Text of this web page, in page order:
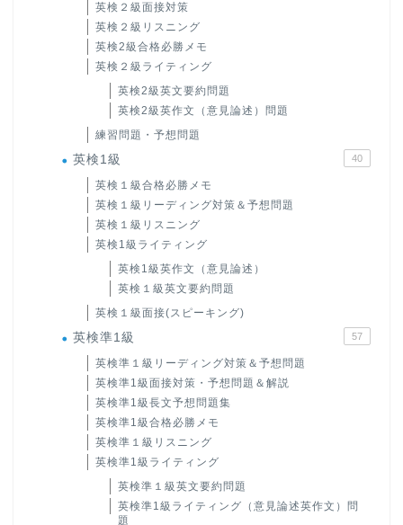
英検２級面接対策
英検２級リスニング
英検2級合格必勝メモ
英検２級ライティング
英検2級英文要約問題
英検2級英作文（意見論述）問題
練習問題・予想問題
英検1級 40
英検１級合格必勝メモ
英検１級リーディング対策＆予想問題
英検１級リスニング
英検1級ライティング
英検1級英作文（意見論述）
英検１級英文要約問題
英検１級面接(スピーキング)
英検準1級 57
英検準１級リーディング対策＆予想問題
英検準1級面接対策・予想問題＆解説
英検準1級長文予想問題集
英検準1級合格必勝メモ
英検準１級リスニング
英検準1級ライティング
英検準１級英文要約問題
英検準1級ライティング（意見論述英作文）問
題